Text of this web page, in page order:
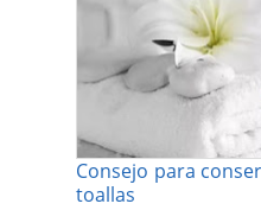
Consejo para
toallas